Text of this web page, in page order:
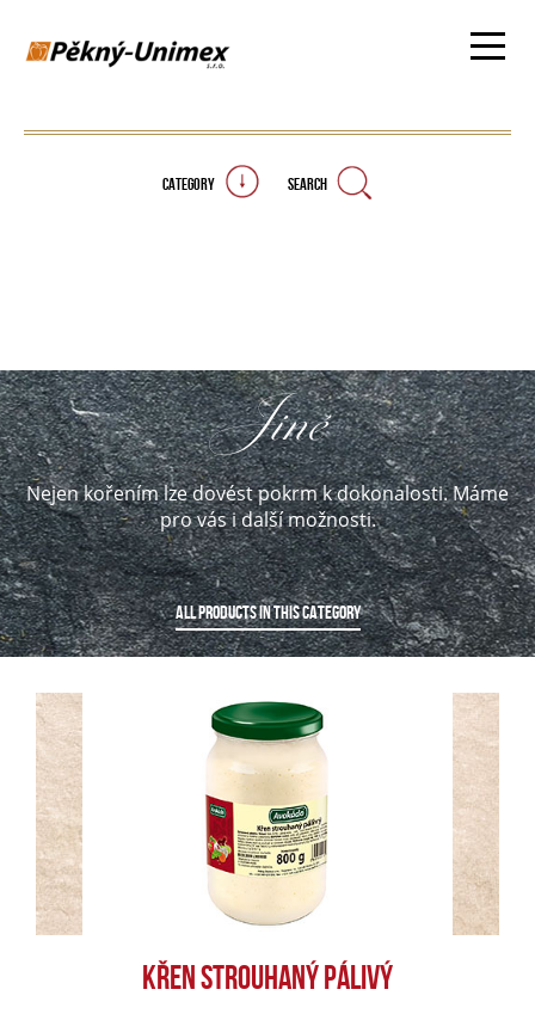
CATEGORY SEARCH
Jiné
Nejen kořením lze dovést pokrm k dokonalosti. Máme
pro vás i další možnosti.
ALL PRODUCTS IN THIS CATEGORY
KŘEN STROUHANÝ PÁLIVÝ